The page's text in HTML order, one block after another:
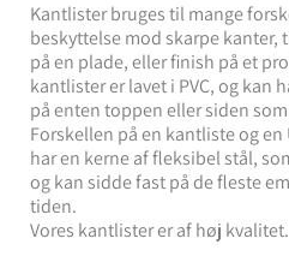
Kantlister bruges til mange
beskyttelse mod skarpe
på en plade, eller finish på et
kantlister er lavet i PVC, og kan
på enten toppen eller siden
Forskellen på en kantliste og
har en kerne af fleksibel stål,
og kan sidde fast på de fleste
tiden.
Vores kantlister er af høj kvalitet.